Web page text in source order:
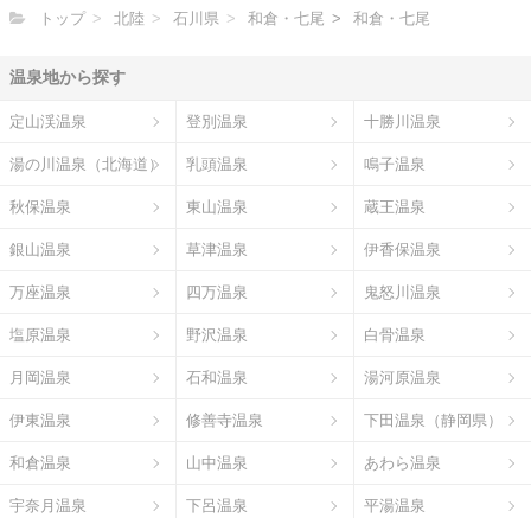
トップ 北陸 石川県 和倉・七尾 和倉・七尾
温泉地から探す
定山渓温泉 登別温泉 十勝川温泉
湯の川温泉（北海道） 乳頭温泉 鳴子温泉
秋保温泉 東山温泉 蔵王温泉
銀山温泉 草津温泉 伊香保温泉
万座温泉 四万温泉 鬼怒川温泉
塩原温泉 野沢温泉 白骨温泉
月岡温泉 石和温泉 湯河原温泉
伊東温泉 修善寺温泉 下田温泉（静岡県）
和倉温泉 山中温泉 あわら温泉
宇奈月温泉 下呂温泉 平湯温泉